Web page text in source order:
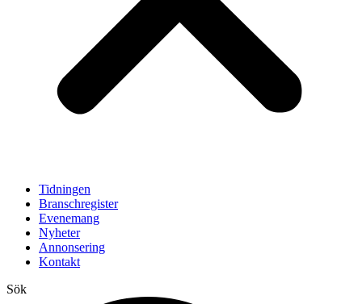
Tidningen
Branschregister
Evenemang
Nyheter
Annonsering
Kontakt
Sök